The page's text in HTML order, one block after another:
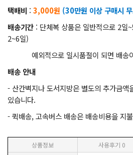
택배비 : 3,000원 (30만원 이상 구매시
배송기간 : 단체복 상품은 일반적으로 2일
2~6일)
예외적으로 일시품절이 되면 배송이
배송 안내
- 산간벽지나 도서지방은 별도의 추가금액
있습니다.
- 퀵배송, 고속버스 배송은 배송비용을 지
상품정보 사용후기 0